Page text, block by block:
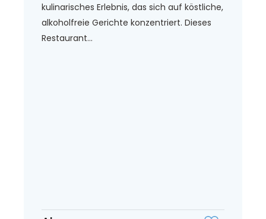
kulinarisches Erlebnis, das sich auf köstliche,
alkoholfreie Gerichte konzentriert. Dieses
Restaurant...